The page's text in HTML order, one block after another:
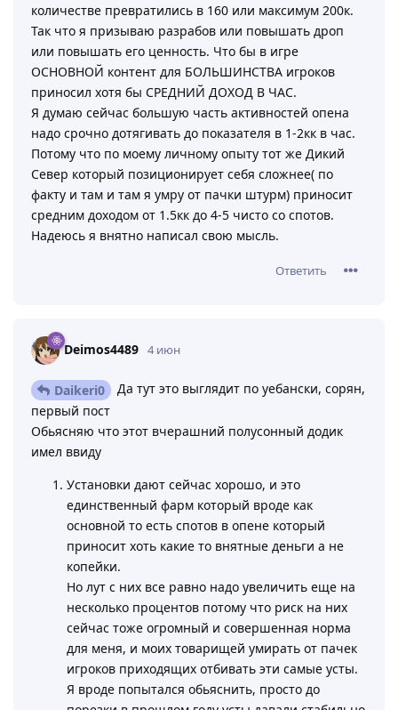
количестве превратились в 160 или максимум 200к.
Так что я призываю разрабов или повышать дроп
или повышать его ценность. Что бы в игре
ОСНОВНОЙ контент для БОЛЬШИНСТВА игроков
приносил хотя бы СРЕДНИЙ ДОХОД В ЧАС.
Я думаю сейчас большую часть активностей опена
надо срочно дотягивать до показателя в 1-2кк в час.
Потому что по моему личному опыту тот же Дикий
Север который позиционирует себя сложнее( по
факту и там и там я умру от пачки штурм) приносит
средним доходом от 1.5кк до 4-5 чисто со спотов.
Надеюсь я внятно написал свою мысль.
Ответить
Deimos4489 4 июн
Daikeri0
Да тут это выглядит по уебански, сорян,
первый пост
Обьясняю что этот вчерашний полусонный додик
имел ввиду
Установки дают сейчас хорошо, и это
единственный фарм который вроде как
основной то есть спотов в опене который
приносит хоть какие то внятные деньги а не
копейки.
Но лут с них все равно надо увеличить еще на
несколько процентов потому что риск на них
сейчас тоже огромный и совершенная норма
для меня, и моих товарищей умирать от пачек
игроков приходящих отбивать эти самые усты.
Я вроде попытался обьяснить, просто до